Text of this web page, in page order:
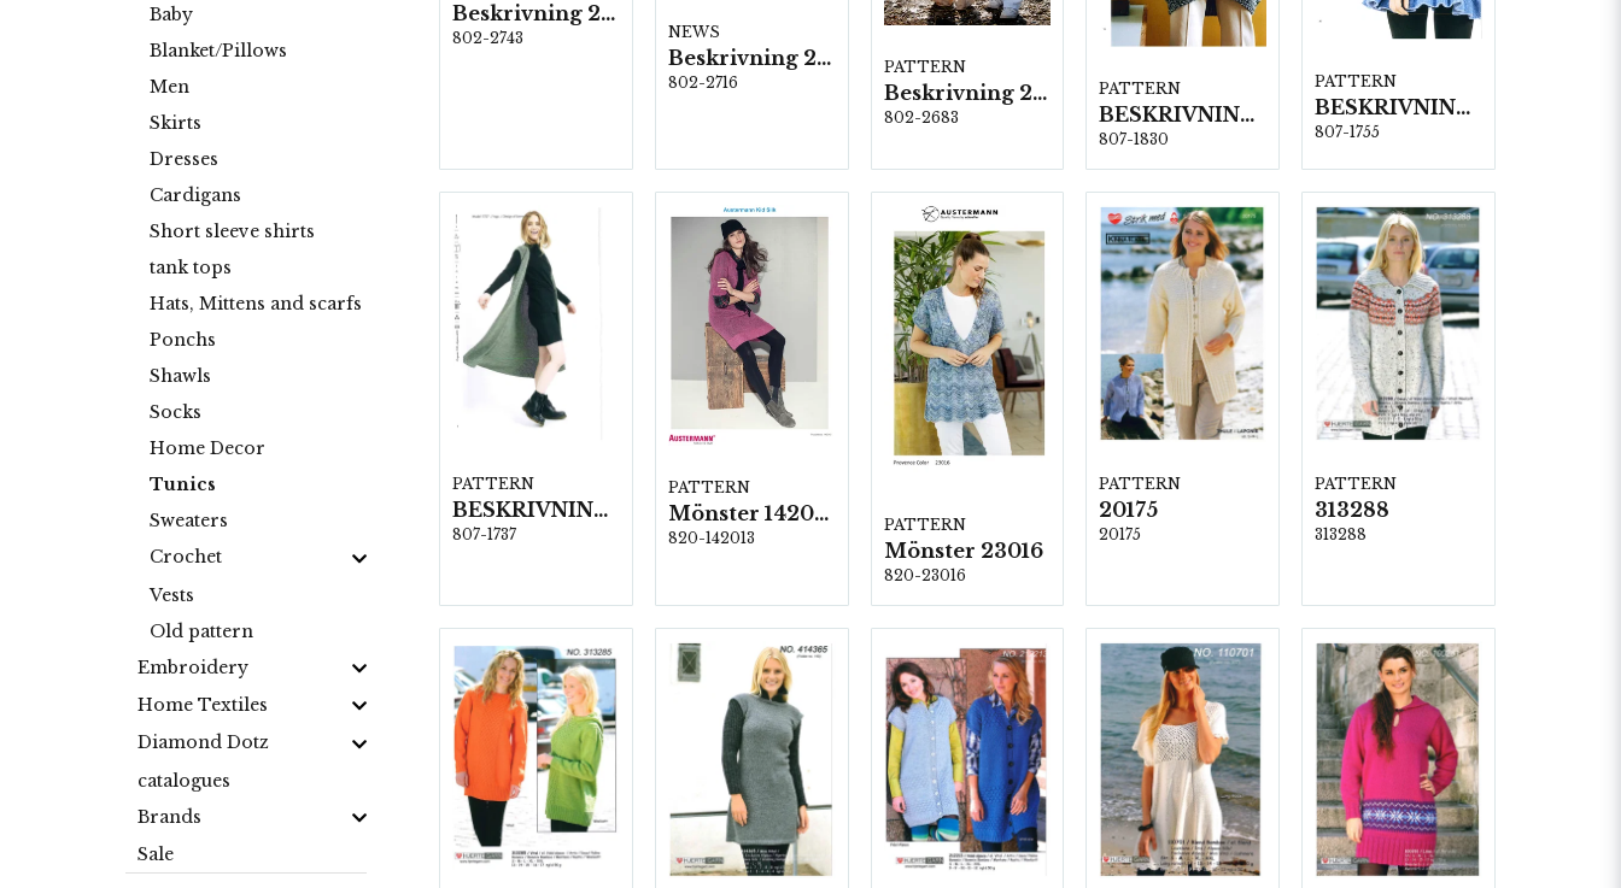
Baby
Blanket/Pillows
Men
Skirts
Dresses
Cardigans
Short sleeve shirts
tank tops
Hats, Mittens and scarfs
Ponchs
Shawls
Socks
Home Decor
Tunics
Sweaters
Crochet
Vests
Old pattern
Embroidery
Home Textiles
Diamond Dotz
catalogues
Brands
Sale
Beskrivning 2743
802-2743 NEWS
Beskrivning 2716
802-2716
PATTERN
Beskrivning 2683
802-2683
PATTERN
BESKRIVNING NR1830
807-1830
PATTERN
BESKRIVNING NR1755
807-1755
PATTERN
BESKRIVNING NR1737
807-1737
PATTERN
Mönster 142013
820-142013
PATTERN
Mönster 23016
820-23016
PATTERN
20175
20175
PATTERN
313288
313288